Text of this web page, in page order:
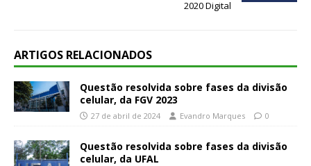
2020 Digital
ARTIGOS RELACIONADOS
Questão resolvida sobre fases da divisão
celular, da FGV 2023
27 de abril de 2024 Evandro Marques 0
Questão resolvida sobre fases da divisão
celular, da UFAL